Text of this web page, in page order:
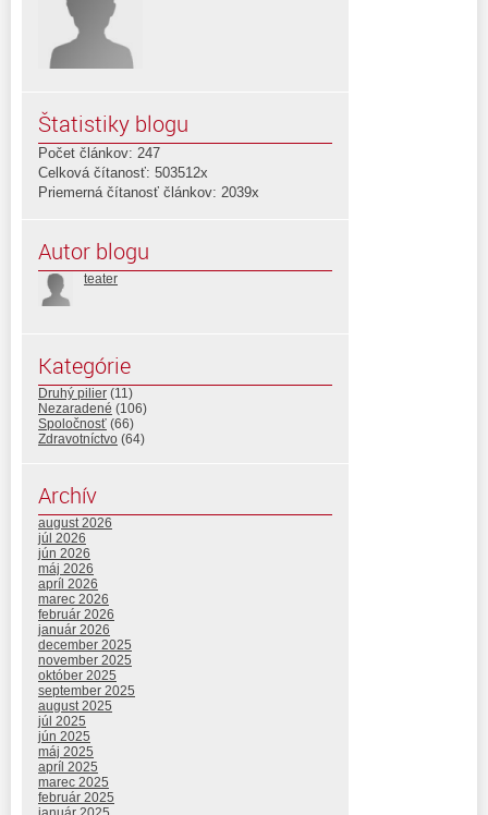
Štatistiky blogu
Počet článkov: 247
Celková čítanosť: 503512x
Priemerná čítanosť článkov: 2039x
Autor blogu
teater
Kategórie
Druhý pilier (11)
Nezaradené (106)
Spoločnosť (66)
Zdravotníctvo (64)
Archív
august 2026
júl 2026
jún 2026
máj 2026
apríl 2026
marec 2026
február 2026
január 2026
december 2025
november 2025
október 2025
september 2025
august 2025
júl 2025
jún 2025
máj 2025
apríl 2025
marec 2025
február 2025